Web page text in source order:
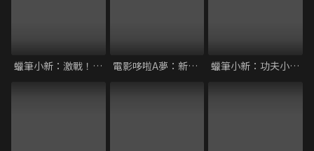
蠟筆小新：激戰！塗鴉王國與差不多四勇者 電影哆啦A夢：新大雄與鐵人兵團～振翅吧 天使們 蠟筆小新：功夫小子 拉麵大亂鬥